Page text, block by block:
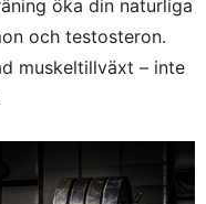
öka din naturliga
och testosteron.
muskeltillväxt – inte